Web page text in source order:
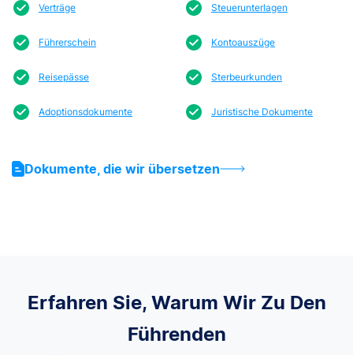
Verträge Steuerunterlagen
Führerschein Kontoauszüge
Reisepässe Sterbeurkunden
Adoptionsdokumente Juristische Dokumente
Dokumente, die wir übersetzen
Erfahren Sie, Warum Wir Zu Den
Führenden